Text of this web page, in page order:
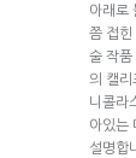
아래로
쯤 접힌
술 작
의 캘리
니콜라
아있는
설명합